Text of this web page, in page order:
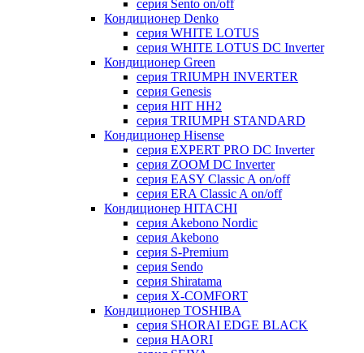
серия Sento on/off
Кондиционер Denko
серия WHITE LOTUS
серия WHITE LOTUS DC Inverter
Кондиционер Green
серия TRIUMPH INVERTER
серия Genesis
серия HIT HH2
серия TRIUMPH STANDARD
Кондиционер Hisense
серия EXPERT PRO DC Inverter
серия ZOOM DC Inverter
серия EASY Classic A on/off
серия ERA Classic A on/off
Кондиционер HITACHI
cерия Akebono Nordic
серия Akebono
серия S-Premium
серия Sendo
серия Shiratama
серия X-COMFORT
Кондиционер TOSHIBA
серия SHORAI EDGE BLACK
серия HAORI